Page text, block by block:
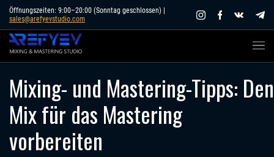
Skip
content
Öffnungszeiten: 9:00–20:00 (Sonntag geschlossen) |
sales@arefyevstudio.com
Mixing- und Mastering-Tipps: Den
Mix für das Mastering
vorbereiten